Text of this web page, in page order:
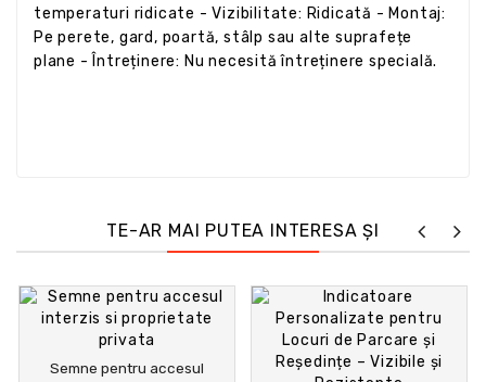
temperaturi ridicate - Vizibilitate: Ridicată - Montaj:
Pe perete, gard, poartă, stâlp sau alte suprafețe
plane - Întreținere: Nu necesită întreținere specială.
TE-AR MAI PUTEA INTERESA ȘI
Semne pentru accesul